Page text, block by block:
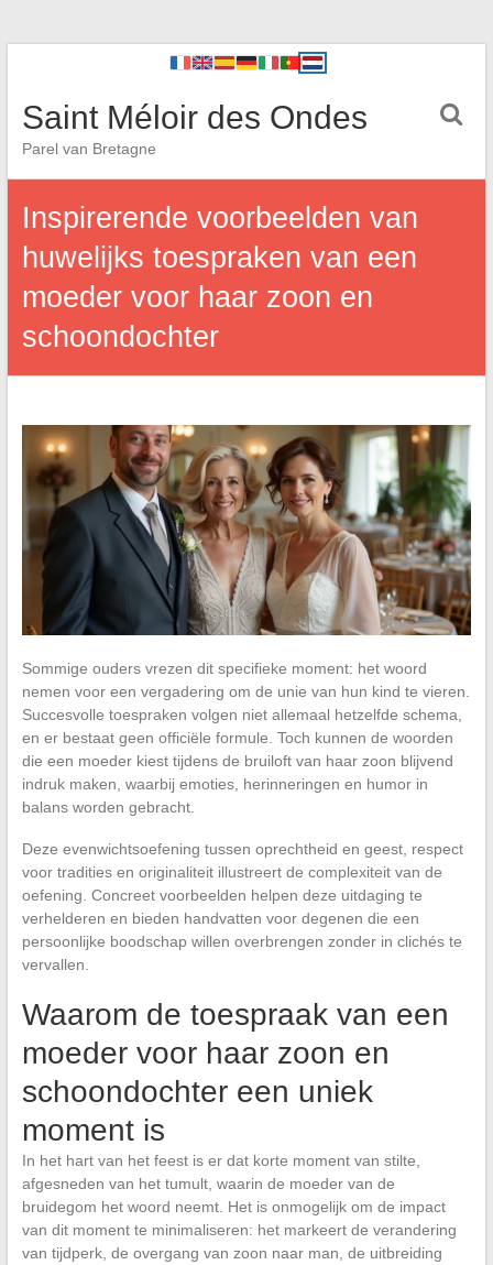
Saint Méloir des Ondes
Parel van Bretagne
Inspirerende voorbeelden van
huwelijks toespraken van een
moeder voor haar zoon en
schoondochter
Sommige ouders vrezen dit specifieke moment: het woord
nemen voor een vergadering om de unie van hun kind te vieren.
Succesvolle toespraken volgen niet allemaal hetzelfde schema,
en er bestaat geen officiële formule. Toch kunnen de woorden
die een moeder kiest tijdens de bruiloft van haar zoon blijvend
indruk maken, waarbij emoties, herinneringen en humor in
balans worden gebracht.
Deze evenwichtsoefening tussen oprechtheid en geest, respect
voor tradities en originaliteit illustreert de complexiteit van de
oefening. Concreet voorbeelden helpen deze uitdaging te
verhelderen en bieden handvatten voor degenen die een
persoonlijke boodschap willen overbrengen zonder in clichés te
vervallen.
Waarom de toespraak van een
moeder voor haar zoon en
schoondochter een uniek
moment is
In het hart van het feest is er dat korte moment van stilte,
afgesneden van het tumult, waarin de moeder van de
bruidegom het woord neemt. Het is onmogelijk om de impact
van dit moment te minimaliseren: het markeert de verandering
van tijdperk, de overgang van zoon naar man, de uitbreiding